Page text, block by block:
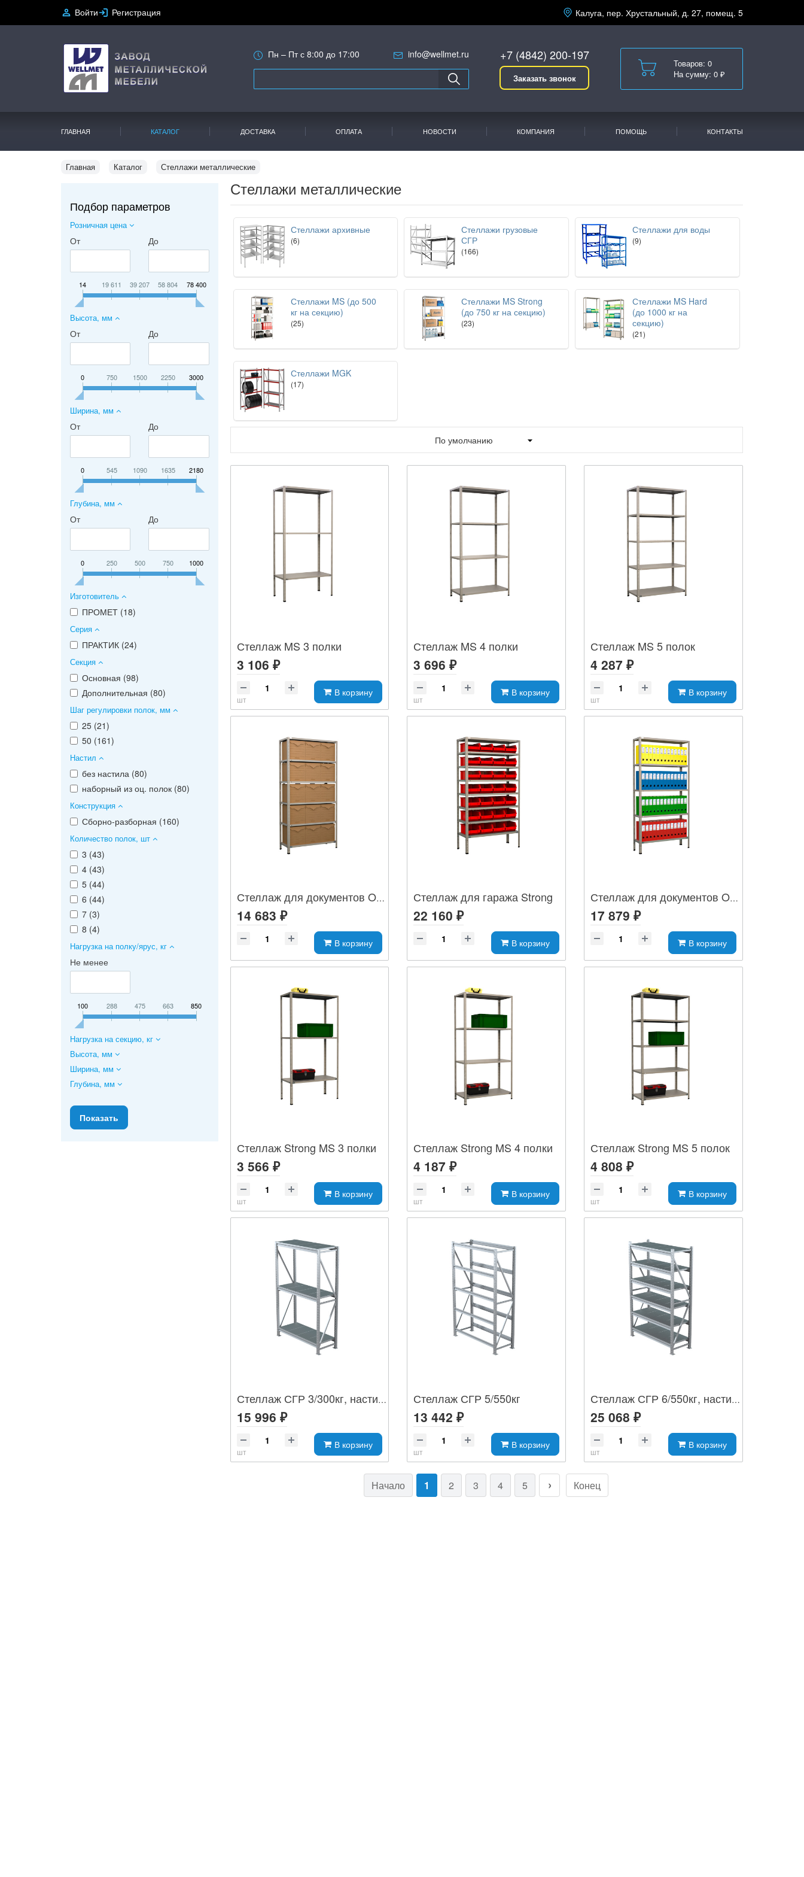
Войти Регистрация Калуга, пер. Хрустальный, д. 27, помещ. 5
Пн – Пт с 8:00 до 17:00 info@wellmet.ru +7 (4842) 200-197
Заказать звонок
Товаров: 0
На сумму: 0 ₽
ГЛАВНАЯ КАТАЛОГ ДОСТАВКА ОПЛАТА НОВОСТИ КОМПАНИЯ ПОМОЩЬ КОНТАКТЫ
Главная Каталог Стеллажи металлические
Подбор параметров
Розничная цена
От До
14 19 611 39 207 58 804 78 400
Высота, мм
От До
0 750 1500 2250 3000
Ширина, мм
От До
0 545 1090 1635 2180
Глубина, мм
От До
0 250 500 750 1000
Изготовитель
ПРОМЕТ (18)
Серия
ПРАКТИК (24)
Секция
Основная (98)
Дополнительная (80)
Шаг регулировки полок, мм
25 (21)
50 (161)
Настил
без настила (80)
наборный из оц. полок (80)
Конструкция
Сборно-разборная (160)
Количество полок, шт
3 (43)
4 (43)
5 (44)
6 (44)
7 (3)
8 (4)
Нагрузка на полку/ярус, кг
Не менее
100 288 475 663 850
Нагрузка на секцию, кг
Высота, мм
Ширина, мм
Глубина, мм
Стеллажи металлические
Стеллажи архивные
(6)
Стеллажи грузовые
СГР
(166)
Стеллажи для воды
(9)
Стеллажи MS (до 500
кг на секцию)
(25)
Стеллажи MS Strong
(до 750 кг на секцию)
(23)
Стеллажи MS Hard
(до 1000 кг на
секцию)
(21)
Стеллажи MGK
(17)
Стеллаж MS 3 полки
3 106 ₽
шт
В корзину
Стеллаж MS 4 полки
3 696 ₽
шт
В корзину
Стеллаж MS 5 полок
4 287 ₽
шт
В корзину
Стеллаж для документов OS-1
14 683 ₽
В корзину
Стеллаж для гаража Strong
22 160 ₽
В корзину
Стеллаж для документов OS-2
17 879 ₽
В корзину
Стеллаж Strong MS 3 полки
3 566 ₽
шт
В корзину
Стеллаж Strong MS 4 полки
4 187 ₽
шт
В корзину
Стеллаж Strong MS 5 полок
4 808 ₽
шт
В корзину
Стеллаж СГР 3/300кг, настил оц
15 996 ₽
шт
В корзину
Стеллаж СГР 5/550кг
13 442 ₽
шт
В корзину
Стеллаж СГР 6/550кг, настил оц
25 068 ₽
шт
В корзину
Начало 1 2 3 4 5 Конец